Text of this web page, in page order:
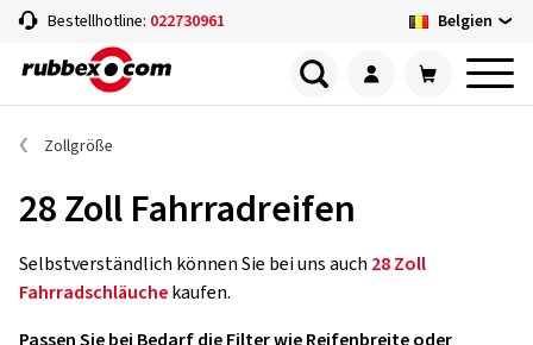
Bestellhotline: 022730961 Belgien
Zollgröße
28 Zoll Fahrradreifen
Selbstverständlich können Sie bei uns auch 28 Zoll
Fahrradschläuchekaufen.